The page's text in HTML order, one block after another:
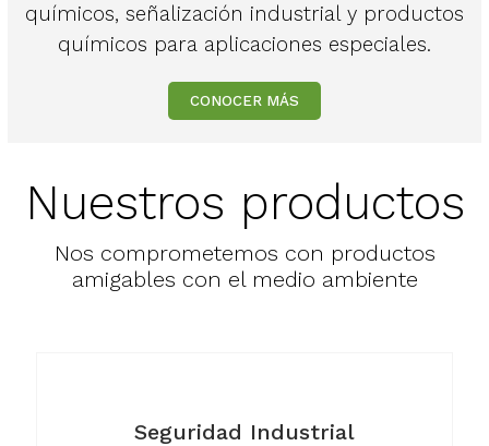
químicos, señalización industrial y productos
químicos para aplicaciones especiales.
CONOCER MÁS
Nuestros productos
Nos comprometemos con productos
amigables con el medio ambiente
Seguridad Industrial